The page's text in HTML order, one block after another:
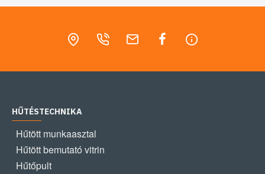
HŰTÉSTECHNIKA
Hűtött munkaasztal
Hűtött bemutató vitrin
Hűtőpult